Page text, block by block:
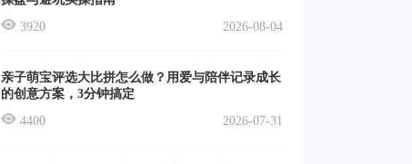
3920
2026-08-04
亲子萌宝评选大比拼怎么做？用爱与陪伴记录成长
的创意方案，3分钟搞定
4400
2026-07-31